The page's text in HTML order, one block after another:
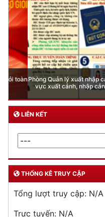
Phòng Quản lý xuất nhập cảnh:
vực xuất cảnh, nhập cảnh
LIÊN KẾT
THỐNG KÊ TRUY CẬP
Tổng lượt truy cập: N/A
Trực tuyến: N/A